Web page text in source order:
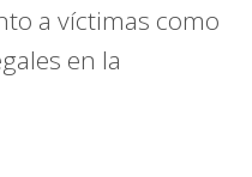
a víctimas como
en la